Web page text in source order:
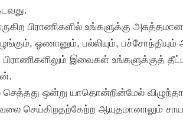
பிராணிகளில் உங்களுக்கு
ஓணானும், பல்லியும்,
இவைகள் உங்களுக்குத்
ஒன்று யாதொன்றின்மேல்
செய்கிறதற்கேற்ற ஆயுதமானாலும்